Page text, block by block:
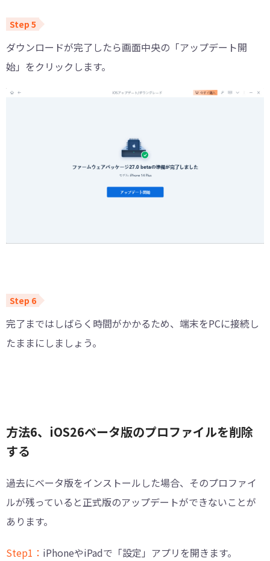
ダウンロードが完了したら画面中央の「アップデート開
始」をクリックします。
完了まではしばらく時間がかかるため、端末をPCに接続し
たままにしましょう。
方法6、iOS26ベータ版のプロファイルを削除
する
過去にベータ版をインストールした場合、そのプロファイ
ルが残っていると正式版のアップデートができないことが
あります。
Step1： iPhoneやiPadで「設定」アプリを開きます。